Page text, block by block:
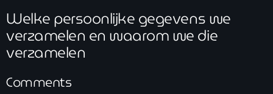
HotrodRadio – Contact
Welke persoonlijke gegevens we
verzamelen en waarom we die
verzamelen
Comments